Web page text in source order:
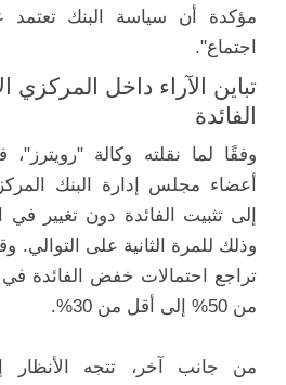
مؤكدة أن سياسة البنك تعتمد
اجتماع".
تباين الآراء داخل المركزي
الفائدة
وفقًا لما نقلته وكالة
أعضاء مجلس إدارة البنك
إلى تثبيت الفائدة دون تغيير في
وذلك للمرة الثانية على التوالي.
تراجع احتمالات خفض الفائدة في
من 50% إلى أقل من 30%.
من جانب آخر، تتجه الأنظار